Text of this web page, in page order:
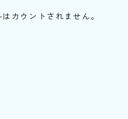
カウントされません。